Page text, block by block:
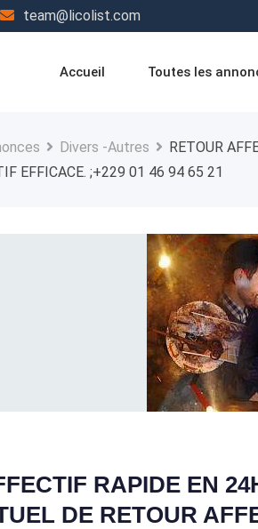
team@licolist.com
Accueil Toutes les
Divers -Autres
RETOUR
EFFICACE. ;+229 01 46 94 65 21
RAPIDE EN
DE RETOUR